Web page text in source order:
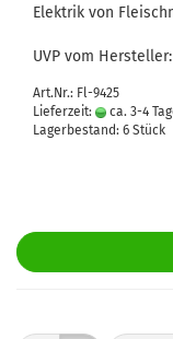
Elektrik von
UVP vom Hersteller:
Art.Nr.: Fl-9425
Lieferzeit:
ca. 3-4
Lagerbestand: 6 Stück